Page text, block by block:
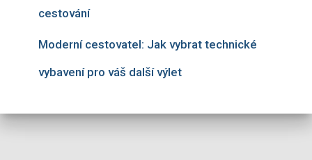
cestování
Moderní cestovatel: Jak vybrat technické
vybavení pro váš další výlet